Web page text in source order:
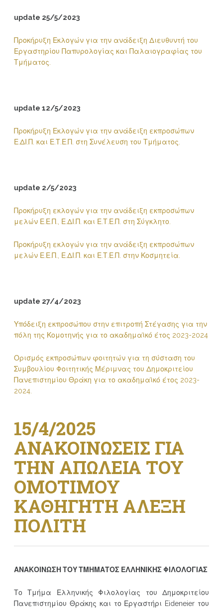
update 25/5/2023
Προκήρυξη Εκλογών για την ανάδειξη Διευθυντή του
Εργαστηρίου Παπυρολογίας και Παλαιογραφίας του
Τμήματος.
update 12/5/2023
Προκήρυξη Εκλογών για την ανάδειξη εκπροσώπων
Ε.ΔΙ.Π. και Ε.Τ.Ε.Π. στη Συνέλευση του Τμήματος.
update 2/5/2023
Προκήρυξη εκλογών για την ανάδειξη εκπροσώπων
μελών Ε.Ε.Π., Ε.ΔΙ.Π. και Ε.Τ.Ε.Π. στη Σύγκλητο.
Προκήρυξη εκλογών για την ανάδειξη εκπροσώπων
μελών Ε.Ε.Π., Ε.ΔΙ.Π. και Ε.Τ.Ε.Π. στην Κοσμητεία.
update 27/4/2023
Υπόδειξη εκπροσώπου στην επιτροπή Στέγασης για την
πόλη της Κομοτηνής για το ακαδημαϊκό έτος 2023-2024
Ορισμός εκπροσώπων φοιτητών για τη σύσταση του
Συμβουλίου Φοιτητικής Μέριμνας του Δημοκριτείου
Πανεπιστημίου Θράκη για το ακαδημαϊκό έτος 2023-
2024.
15/4/2025
ΑΝΑΚΟΙΝΩΣΕΙΣ ΓΙΑ
ΤΗΝ ΑΠΩΛΕΙΑ ΤΟΥ
ΟΜΟΤΙΜΟΥ
ΚΑΘΗΓΗΤΗ ΑΛΕΞΗ
ΠΟΛΙΤΗ
ΑΝΑΚΟΙΝΩΣΗ ΤΟΥ ΤΜΗΜΑΤΟΣ ΕΛΛΗΝΙΚΗΣ ΦΙΛΟΛΟΓΙΑΣ
Το Τμήμα Ελληνικής Φιλολογίας του Δημοκριτείου
Πανεπιστημίου Θράκης και το Εργαστήρι Eideneier του